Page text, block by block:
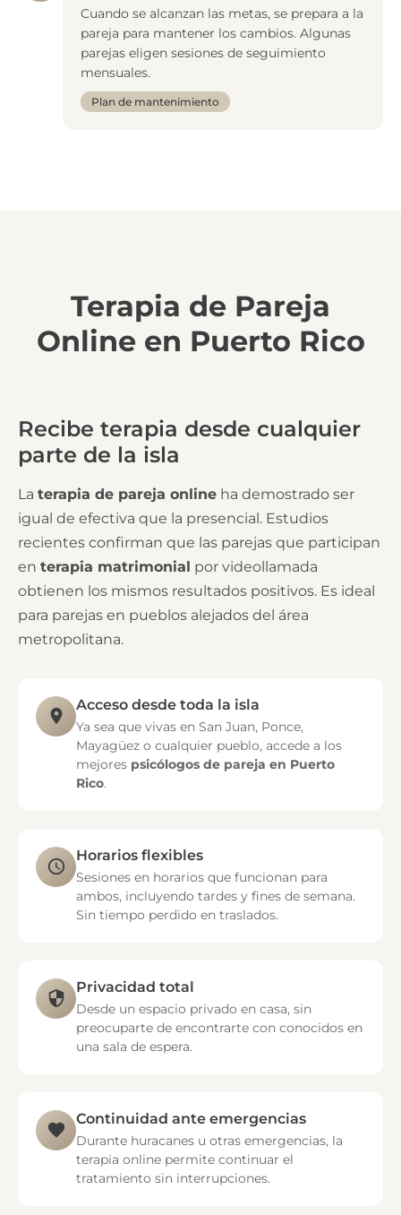
Cuando se alcanzan las metas, se prepara a la
pareja para mantener los cambios. Algunas
parejas eligen sesiones de seguimiento
mensuales.
Plan de mantenimiento
Terapia de Pareja
Online en Puerto Rico
Recibe terapia desde cualquier
parte de la isla
La terapia de pareja online ha demostrado ser
igual de efectiva que la presencial. Estudios
recientes confirman que las parejas que participan
en terapia matrimonial por videollamada
obtienen los mismos resultados positivos. Es ideal
para parejas en pueblos alejados del área
metropolitana.
Acceso desde toda la isla
Ya sea que vivas en San Juan, Ponce,
Mayagüez o cualquier pueblo, accede a los
mejores psicólogos de pareja en Puerto
Rico.
Horarios flexibles
Sesiones en horarios que funcionan para
ambos, incluyendo tardes y fines de semana.
Sin tiempo perdido en traslados.
Privacidad total
Desde un espacio privado en casa, sin
preocuparte de encontrarte con conocidos en
una sala de espera.
Continuidad ante emergencias
Durante huracanes u otras emergencias, la
terapia online permite continuar el
tratamiento sin interrupciones.